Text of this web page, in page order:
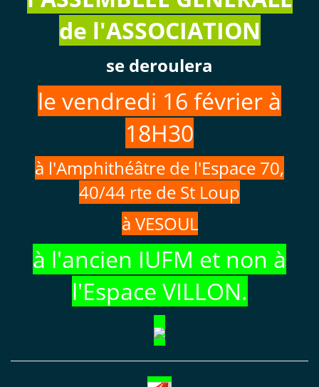
de l'ASSOCIATION
se deroulera
le vendredi 16 février à
18H30
à l'Amphithéâtre de l'Espace 70,
40/44 rte de St Loup
à VESOUL
à l'ancien IUFM et non à
l'Espace VILLON.